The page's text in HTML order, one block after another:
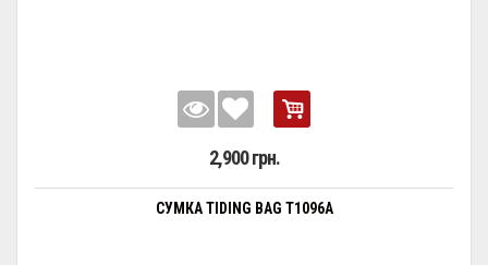
2,900 грн.
СУМКА TIDING BAG T1096A